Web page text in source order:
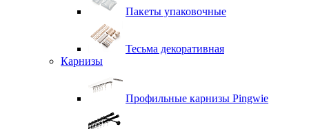
Пакеты упаковочные
Тесьма декоративная
Карнизы
Профильные карнизы Pingwie